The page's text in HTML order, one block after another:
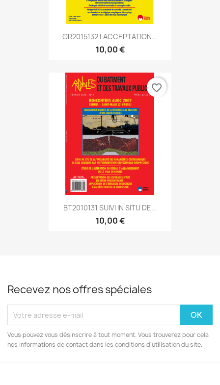
OR2015132 LACCEPTATION...
10,00 €
BT2010131 SUIVI IN SITU DE...
10,00 €
favorite_border
Recevez nos offres spéciales
Vous pouvez vous désinscrire à tout moment. Vous trouverez pour cela
nos informations de contact dans les conditions d'utilisation du site.